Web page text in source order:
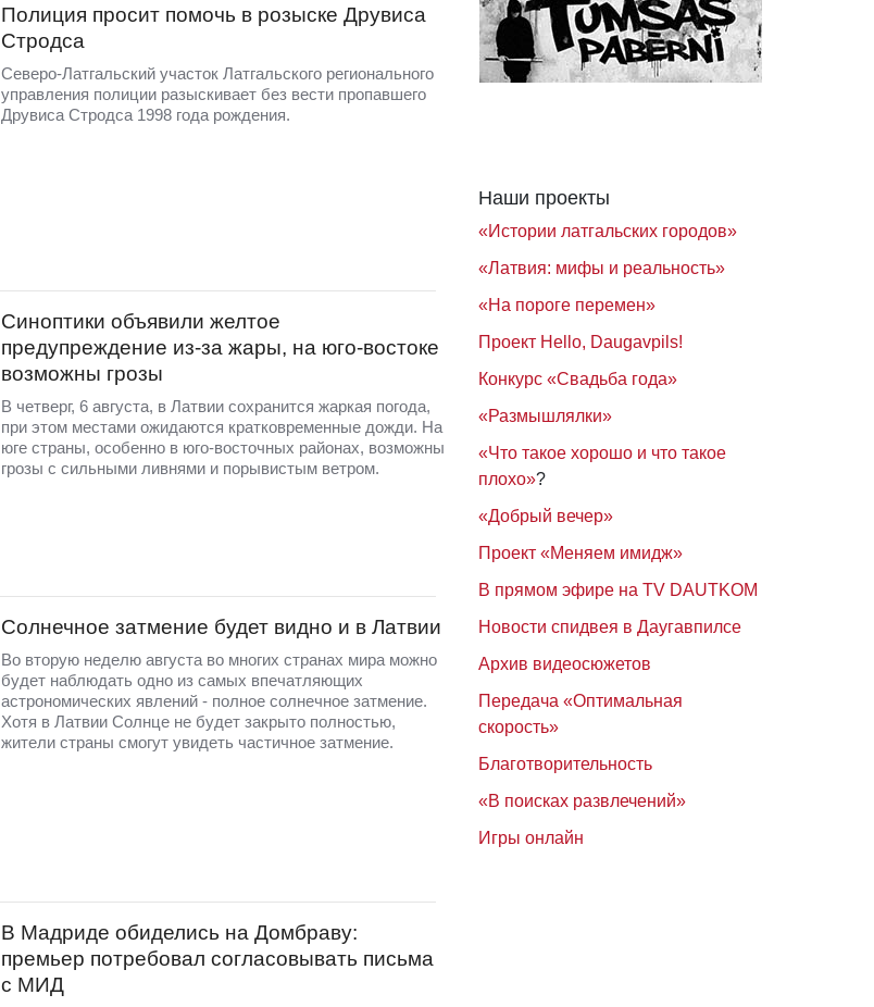
Полиция просит помочь в розыске Друвиса
Стродса
Северо-Латгальский участок Латгальского регионального
управления полиции разыскивает без вести пропавшего
Друвиса Стродса 1998 года рождения.
Синоптики объявили желтое
предупреждение из-за жары, на юго-востоке
возможны грозы
В четверг, 6 августа, в Латвии сохранится жаркая погода,
при этом местами ожидаются кратковременные дожди. На
юге страны, особенно в юго-восточных районах, возможны
грозы с сильными ливнями и порывистым ветром.
Солнечное затмение будет видно и в Латвии
Во вторую неделю августа во многих странах мира можно
будет наблюдать одно из самых впечатляющих
астрономических явлений - полное солнечное затмение.
Хотя в Латвии Солнце не будет закрыто полностью,
жители страны смогут увидеть частичное затмение.
В Мадриде обиделись на Домбраву:
премьер потребовал согласовывать письма
с МИД
Наши проекты
«Истории латгальских городов»
«Латвия: мифы и реальность»
«На пороге перемен»
Проект Hello, Daugavpils!
Конкурс «Свадьба года»
«Размышлялки»
«Что такое хорошо и что такое
плохо»?
«Добрый вечер»
Проект «Меняем имидж»
В прямом эфире на TV DAUTKOM
Новости спидвея в Даугавпилсе
Архив видеосюжетов
Передача «Оптимальная
скорость»
Благотворительность
«В поисках развлечений»
Игры онлайн